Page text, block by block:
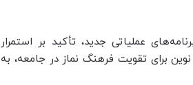
عملیاتی جدید، تأکید بر استمرار
برای تقویت فرهنگ نماز در جامعه، به